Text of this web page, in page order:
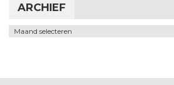
ARCHIEF
Archief